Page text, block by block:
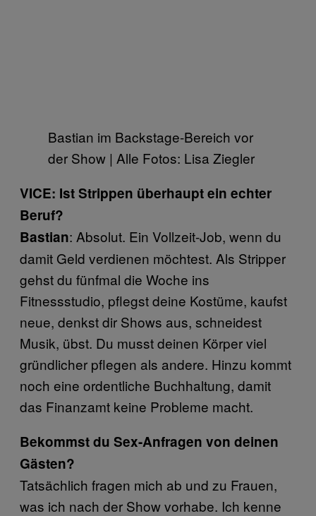
Bastian im Backstage-Bereich vor
der Show | Alle Fotos: Lisa Ziegler
VICE: Ist Strippen überhaupt ein echter
Beruf?
Bastian: Absolut. Ein Vollzeit-Job, wenn du
damit Geld verdienen möchtest. Als Stripper
gehst du fünfmal die Woche ins
Fitnessstudio, pflegst deine Kostüme, kaufst
neue, denkst dir Shows aus, schneidest
Musik, übst. Du musst deinen Körper viel
gründlicher pflegen als andere. Hinzu kommt
noch eine ordentliche Buchhaltung, damit
das Finanzamt keine Probleme macht.
Bekommst du Sex-Anfragen von deinen
Gästen?
Tatsächlich fragen mich ab und zu Frauen,
was ich nach der Show vorhabe. Ich kenne